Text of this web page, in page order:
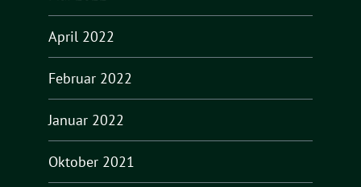
April 2022
Februar 2022
Januar 2022
Oktober 2021